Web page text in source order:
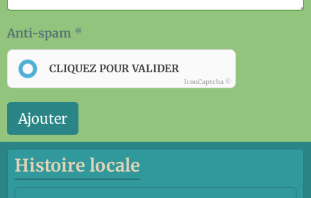
Anti-spam
CLIQUEZ POUR VALIDER
IconCaptcha ©
Ajouter
Histoire locale